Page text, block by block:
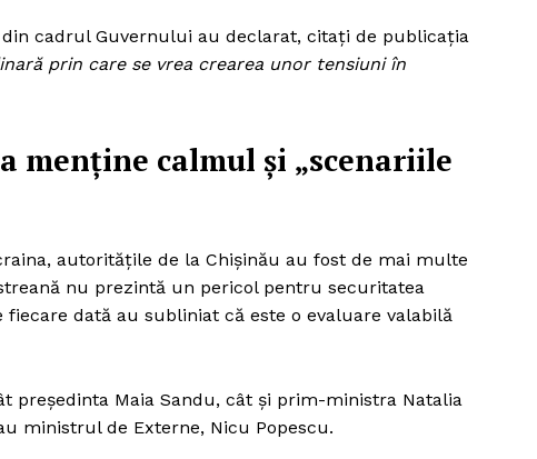
cadrul Guvernului au declarat, citați de publicația
prin care se vrea crearea unor tensiuni în
menține calmul și „scenariile
autoritățile de la Chişinău au fost de mai multe
nu prezintă un pericol pentru securitatea
dată au subliniat că este o evaluare valabilă
președinta Maia Sandu, cât și prim-ministra Natalia
ministrul de Externe, Nicu Popescu.